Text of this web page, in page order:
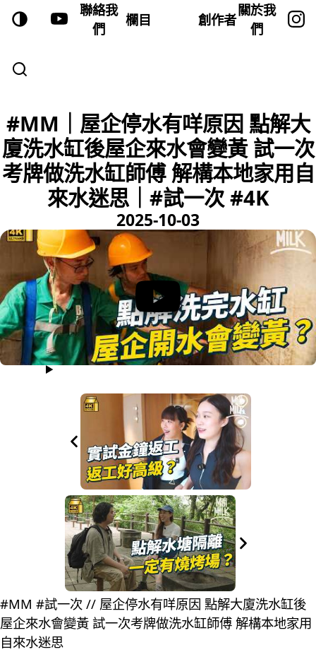
聯絡我
們
欄目 創作者
關於我
們
#MM｜屋企停水有咩原因 點解大
廈洗水缸後屋企來水會變黃 試一次
考牌做洗水缸師傅 解構本地家用自
來水迷思｜#試一次 #4K
2025-10-03
#MM #試一次 // 屋企停水有咩原因 點解大廈洗水缸後
屋企來水會變黃 試一次考牌做洗水缸師傅 解構本地家用
自來水迷思